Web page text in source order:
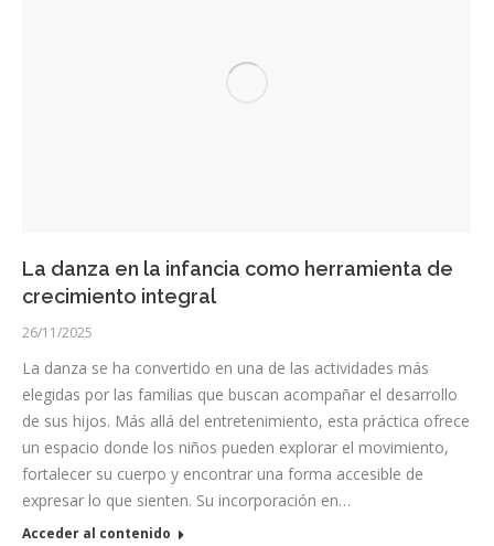
La danza en la infancia como herramienta de
crecimiento integral
26/11/2025
La danza se ha convertido en una de las actividades más
elegidas por las familias que buscan acompañar el desarrollo
de sus hijos. Más allá del entretenimiento, esta práctica ofrece
un espacio donde los niños pueden explorar el movimiento,
fortalecer su cuerpo y encontrar una forma accesible de
expresar lo que sienten. Su incorporación en…
Acceder al contenido